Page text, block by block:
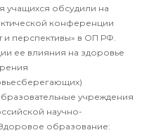
учащихся обсудили на
конференции
перспективы» в ОП РФ.
ее влияния на здоровье
учреждения
научно-
образование: